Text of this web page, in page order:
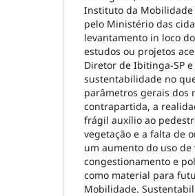
Instituto da Mobilidade
pelo Ministério das
levantamento in loco
estudos ou projetos
Diretor de Ibitinga-SP
sustentabilidade no
parâmetros gerais dos
contrapartida, a
frágil auxílio ao
vegetação e a falta de
um aumento do uso
congestionamento e
como material para
Mobilidade.